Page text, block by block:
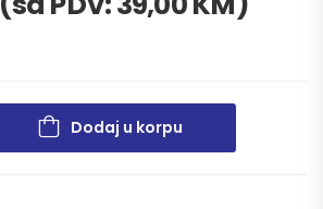
Dodaj u korpu